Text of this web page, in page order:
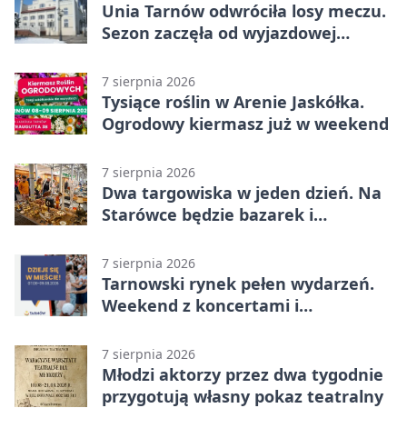
Unia Tarnów odwróciła losy meczu.
Sezon zaczęła od wyjazdowej
7 sierpnia 2026
Tysiące roślin w Arenie Jaskółka.
Ogrodowy kiermasz już w weekend
7 sierpnia 2026
Dwa targowiska w jeden dzień. Na
Starówce będzie bazarek i
7 sierpnia 2026
Tarnowski rynek pełen wydarzeń.
Weekend z koncertami i
7 sierpnia 2026
Młodzi aktorzy przez dwa tygodnie
przygotują własny pokaz teatralny